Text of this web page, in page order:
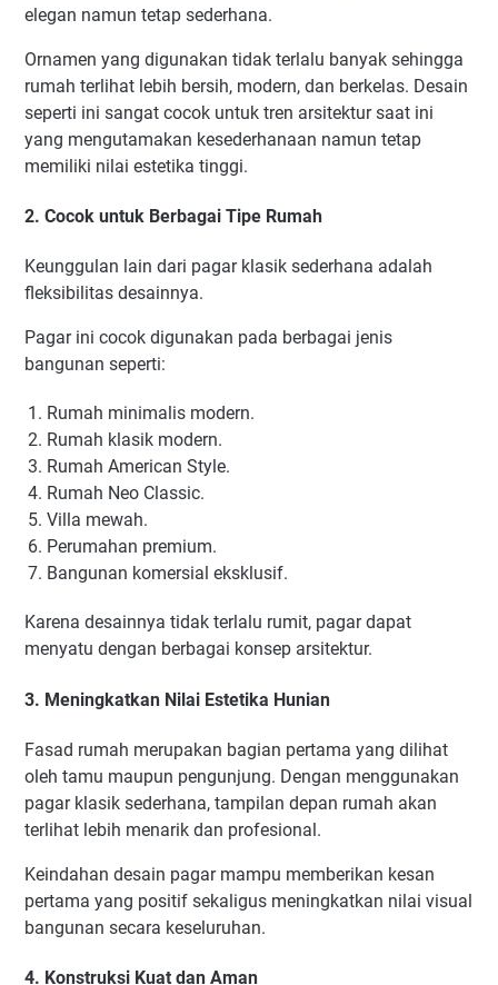
elegan namun tetap sederhana.
Ornamen yang digunakan tidak terlalu banyak sehingga
rumah terlihat lebih bersih, modern, dan berkelas. Desain
seperti ini sangat cocok untuk tren arsitektur saat ini
yang mengutamakan kesederhanaan namun tetap
memiliki nilai estetika tinggi.
2. Cocok untuk Berbagai Tipe Rumah
Keunggulan lain dari pagar klasik sederhana adalah
fleksibilitas desainnya.
Pagar ini cocok digunakan pada berbagai jenis
bangunan seperti:
Rumah minimalis modern.
Rumah klasik modern.
Rumah American Style.
Rumah Neo Classic.
Villa mewah.
Perumahan premium.
Bangunan komersial eksklusif.
Karena desainnya tidak terlalu rumit, pagar dapat
menyatu dengan berbagai konsep arsitektur.
3. Meningkatkan Nilai Estetika Hunian
Fasad rumah merupakan bagian pertama yang dilihat
oleh tamu maupun pengunjung. Dengan menggunakan
pagar klasik sederhana, tampilan depan rumah akan
terlihat lebih menarik dan profesional.
Keindahan desain pagar mampu memberikan kesan
pertama yang positif sekaligus meningkatkan nilai visual
bangunan secara keseluruhan.
4. Konstruksi Kuat dan Aman